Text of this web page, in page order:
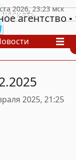
агентство
2025, 21:25